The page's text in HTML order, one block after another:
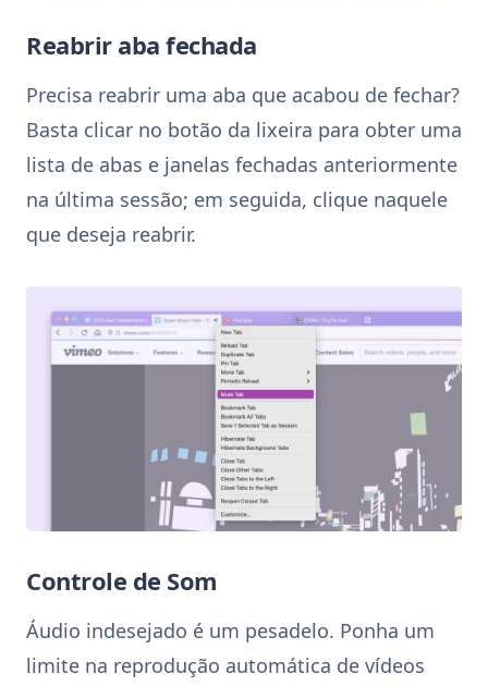
Reabrir aba fechada
Precisa reabrir uma aba que acabou de fechar?
Basta clicar no botão da lixeira para obter uma
lista de abas e janelas fechadas anteriormente
na última sessão; em seguida, clique naquele
que deseja reabrir.
Controle de Som
Áudio indesejado é um pesadelo. Ponha um
limite na reprodução automática de vídeos